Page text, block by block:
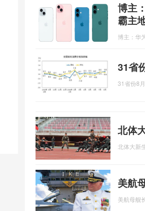
博主
霸主
博主：华
31省
31省份8
北体
北体大新
美航
美航母舰